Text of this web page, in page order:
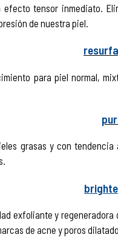
efecto tensor inmediato.
de nuestra piel.
para piel normal,
grasas y con
exfoliante y
de acne y poros